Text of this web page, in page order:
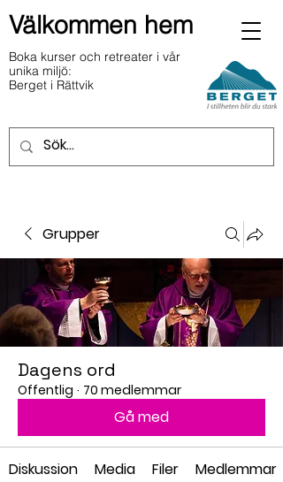
Välkommen hem
Boka kurser och retreater i vår
unika miljö:
Berget i Rättvik
Grupper
Dagens ord
Offentlig · 70 medlemmar
Gå med
Diskussion Media Filer Medlemmar